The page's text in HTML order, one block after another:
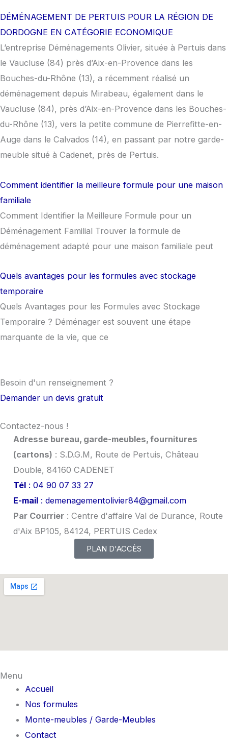
DÉMÉNAGEMENT DE PERTUIS POUR LA RÉGION DE
DORDOGNE EN CATÉGORIE ECONOMIQUE
L’entreprise Déménagements Olivier, située à Pertuis dans
le Vaucluse (84) près d’Aix-en-Provence dans les
Bouches-du-Rhône (13), a récemment réalisé un
déménagement depuis Mirabeau, également dans le
Vaucluse (84), près d’Aix-en-Provence dans les Bouches-
du-Rhône (13), vers la petite commune de Pierrefitte-en-
Auge dans le Calvados (14), en passant par notre garde-
meuble situé à Cadenet, près de Pertuis.
Comment identifier la meilleure formule pour une maison
familiale
Comment Identifier la Meilleure Formule pour un
Déménagement Familial Trouver la formule de
déménagement adapté pour une maison familiale peut
Quels avantages pour les formules avec stockage
temporaire
Quels Avantages pour les Formules avec Stockage
Temporaire ? Déménager est souvent une étape
marquante de la vie, que ce
Besoin d'un renseignement ?
Demander un devis gratuit
Contactez-nous !
Adresse bureau, garde-meubles, fournitures
(cartons) : S.D.G.M, Route de Pertuis, Château
Double, 84160 CADENET
Tél: 04 90 07 33 27
E-mail: demenagementolivier84@gmail.com
Par Courrier: Centre d'affaire Val de Durance, Route
d'Aix BP105, 84124, PERTUIS Cedex
PLAN D'ACCÈS
Menu
Accueil
Nos formules
Monte-meubles / Garde-Meubles
Contact